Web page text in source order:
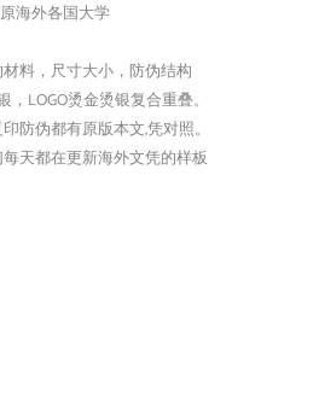
海外各国大学
料，尺寸大小，防伪结构
LOGO烫金烫银复合重叠。
防伪都有原版本文,凭对照。
天都在更新海外文凭的样板